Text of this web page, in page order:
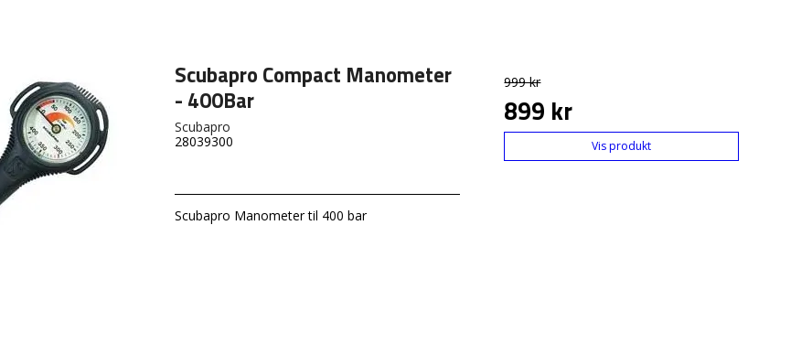
Scubapro Compact Manometer
- 400Bar
Scubapro
28039300
Scubapro Manometer til 400 bar
999 kr
899 kr
Vis produkt